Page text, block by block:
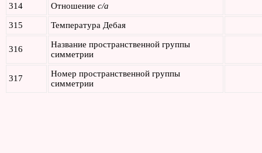
314 Отношение c/a
315 Температура Дебая
316
Название пространственной группы
симметрии
317
Номер пространственной группы
симметрии